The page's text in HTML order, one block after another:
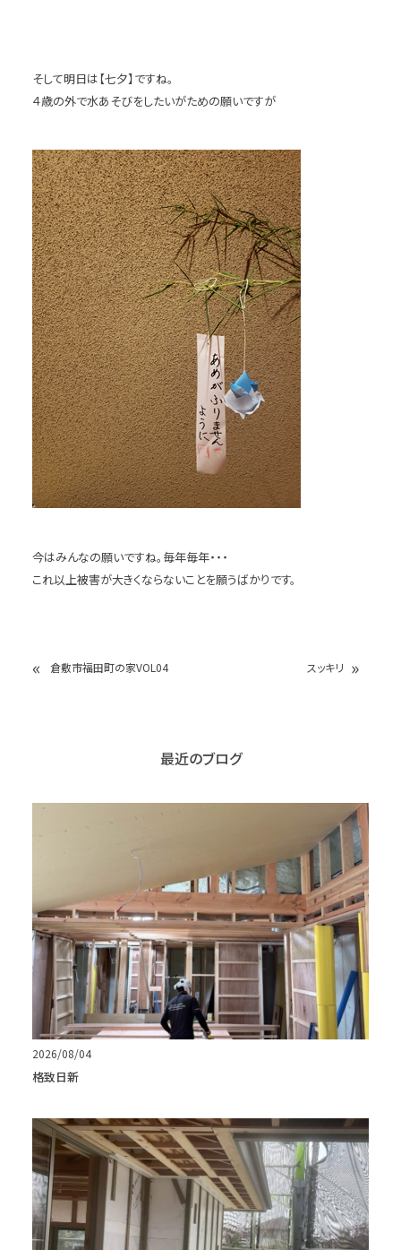
そして明日は【七夕】ですね。
４歳の外で水あそびをしたいがための願いですが
今はみんなの願いですね。毎年毎年・・・
これ以上被害が大きくならないことを願うばかりです。
« 倉敷市福田町の家VOL04 スッキリ »
最近のブログ
2026/08/04
格致日新